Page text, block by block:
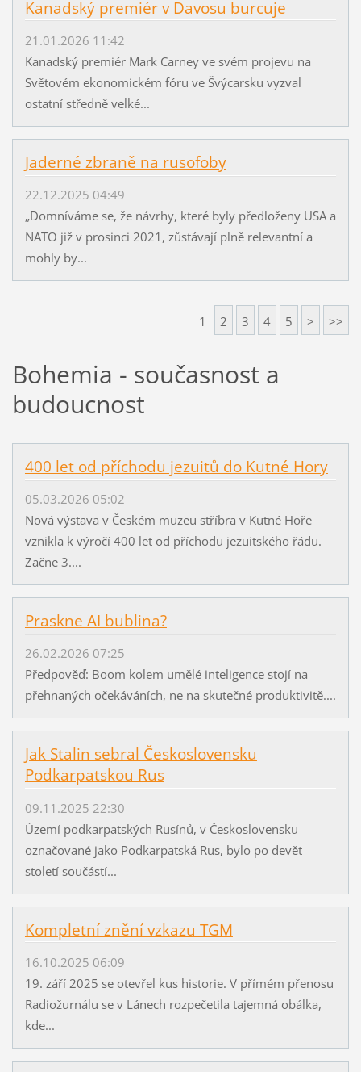
Kanadský premiér v Davosu burcuje
21.01.2026 11:42
Kanadský premiér Mark Carney ve svém projevu na
Světovém ekonomickém fóru ve Švýcarsku vyzval
ostatní středně velké...
Jaderné zbraně na rusofoby
22.12.2025 04:49
„Domníváme se, že návrhy, které byly předloženy USA a
NATO již v prosinci 2021, zůstávají plně relevantní a
mohly by...
1 2 3 4 5 > >>
Bohemia - současnost a
budoucnost
400 let od příchodu jezuitů do Kutné Hory
05.03.2026 05:02
Nová výstava v Českém muzeu stříbra v Kutné Hoře
vznikla k výročí 400 let od příchodu jezuitského řádu.
Začne 3....
Praskne AI bublina?
26.02.2026 07:25
Předpověď: Boom kolem umělé inteligence stojí na
přehnaných očekáváních, ne na skutečné produktivitě....
Jak Stalin sebral Československu
Podkarpatskou Rus
09.11.2025 22:30
Území podkarpatských Rusínů, v Československu
označované jako Podkarpatská Rus, bylo po devět
století součástí...
Kompletní znění vzkazu TGM
16.10.2025 06:09
19. září 2025 se otevřel kus historie. V přímém přenosu
Radiožurnálu se v Lánech rozpečetila tajemná obálka,
kde...